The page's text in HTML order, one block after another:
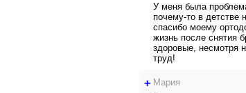
У меня была
почему-то в детстве
спасибо моему
жизнь после снятия
здоровые, несмотря
труд!
+ Мария